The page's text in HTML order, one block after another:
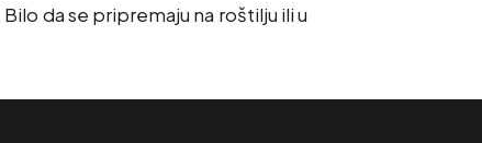
da se pripremaju na roštilju ili u